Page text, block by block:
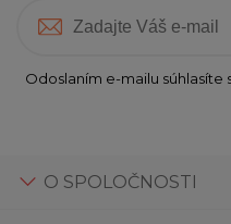
Odoslaním e-mailu súhlasíte
O SPOLOČNOSTI